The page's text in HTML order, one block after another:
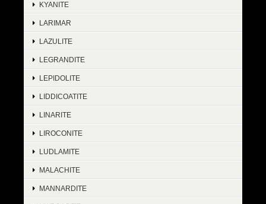
KYANITE
LARIMAR
LAZULITE
LEGRANDITE
LEPIDOLITE
LIDDICOATITE
LINARITE
LIROCONITE
LUDLAMITE
MALACHITE
MANNARDITE